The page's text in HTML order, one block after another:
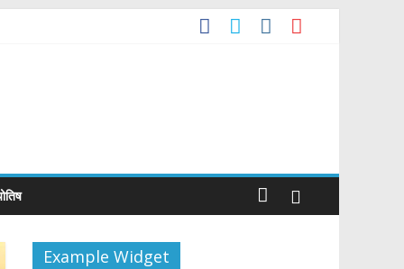
Example Widget